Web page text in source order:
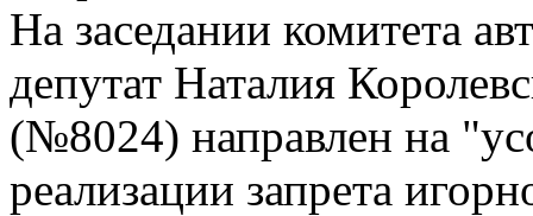
На заседании комитета
депутат Наталия
(№8024) направлен на
реализации запрета